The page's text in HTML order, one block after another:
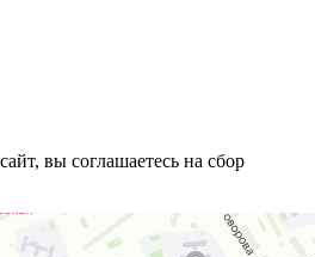
вы соглашаетесь на сбор